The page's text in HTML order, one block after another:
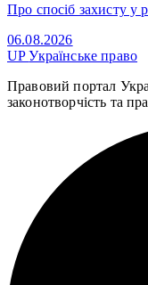
Про спосіб захисту у
06.08.2026
UPУкраїнське право
Правовий портал
законотворчість та